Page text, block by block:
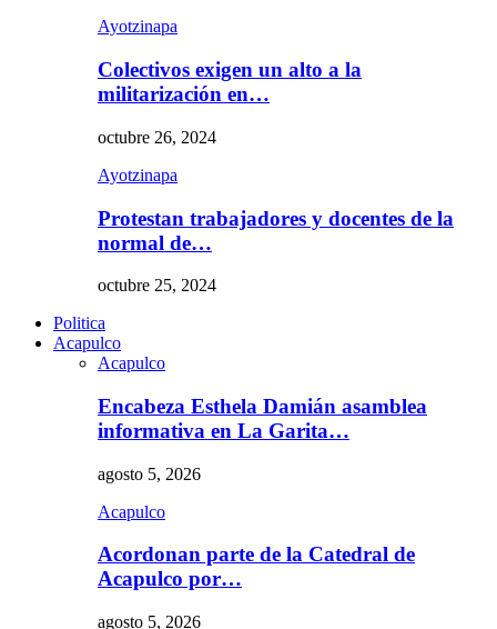
Ayotzinapa
Colectivos exigen un alto a la
militarización en…
octubre 26, 2024
Ayotzinapa
Protestan trabajadores y docentes de la
normal de…
octubre 25, 2024
Politica
Acapulco
Acapulco
Encabeza Esthela Damián asamblea
informativa en La Garita…
agosto 5, 2026
Acapulco
Acordonan parte de la Catedral de
Acapulco por…
agosto 5, 2026